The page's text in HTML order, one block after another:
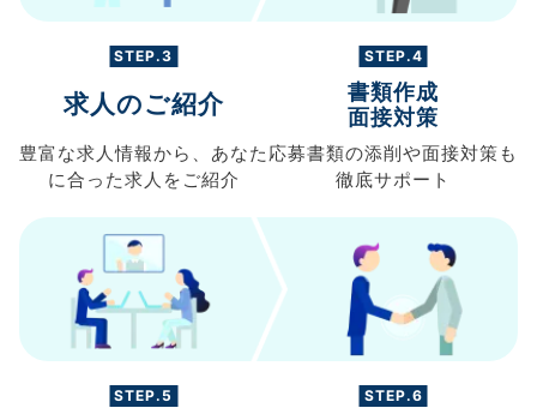
STEP.3
求人のご紹介
豊富な求人情報から、 あなた
に合った求人を ご紹介
STEP.4
書類作成
面接対策
応募書類の添削や面接対策も
徹底サポート
STEP.5 STEP.6